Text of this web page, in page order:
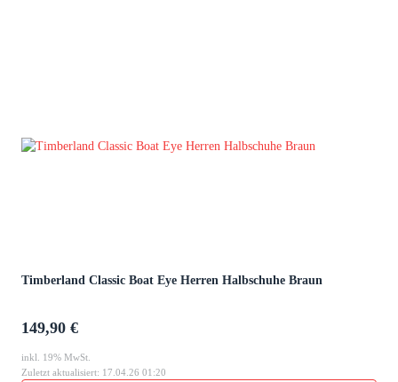
Timberland Classic Boat Eye Herren Halbschuhe Braun
149,90 €
inkl. 19% MwSt.
Zuletzt aktualisiert: 17.04.26 01:20